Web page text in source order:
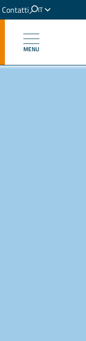
Contatti
IT
EN
MENU